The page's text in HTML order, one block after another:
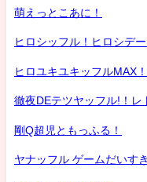
萌えっとこあに！
ヒロシッフル！ヒロシデ
ヒロユキユキッフルMAX
徹夜DEテツヤッフル!！レ
剛Q超児ともっふる！
ヤナッフル ゲームだいす